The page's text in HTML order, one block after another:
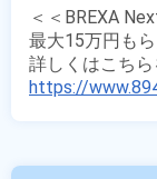
＜＜BREXA
最大15万円も
https://